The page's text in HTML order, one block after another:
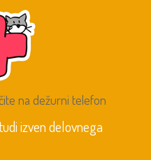
na dežurni telefon
izven delovnega